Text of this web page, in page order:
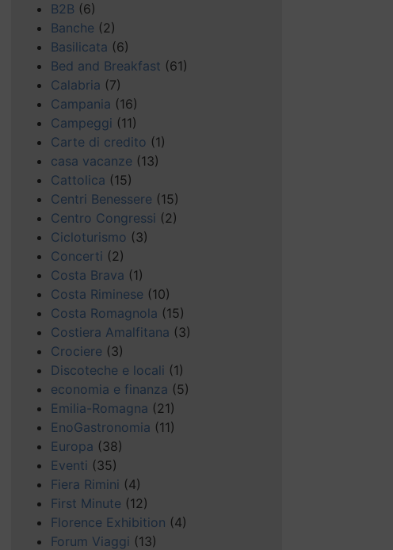
B2B (6)
Banche (2)
Basilicata (6)
Bed and Breakfast (61)
Calabria (7)
Campania (16)
Campeggi (11)
Carte di credito (1)
casa vacanze (13)
Cattolica (15)
Centri Benessere (15)
Centro Congressi (2)
Cicloturismo (3)
Concerti (2)
Costa Brava (1)
Costa Riminese (10)
Costa Romagnola (15)
Costiera Amalfitana (3)
Crociere (3)
Discoteche e locali (1)
economia e finanza (5)
Emilia-Romagna (21)
EnoGastronomia (11)
Europa (38)
Eventi (35)
Fiera Rimini (4)
First Minute (12)
Florence Exhibition (4)
Forum Viaggi (13)